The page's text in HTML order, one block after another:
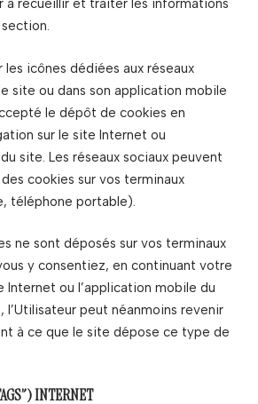
à recueillir et traiter les informations
les icônes dédiées aux réseaux
site ou dans son application mobile
le dépôt de cookies en
sur le site Internet ou
site. Les réseaux sociaux peuvent
cookies sur vos terminaux
téléphone portable).
ne sont déposés sur vos terminaux
y consentiez, en continuant votre
Internet ou l’application mobile du
peut néanmoins revenir
à ce que le site dépose ce type de
INTERNET